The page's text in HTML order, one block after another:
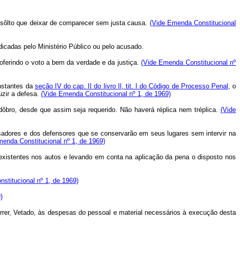
que deixar de comparecer sem justa causa. (Vide Emenda Constitucional
pelo Ministério Público ou pelo acusado.
o voto a bem da verdade e da justiça.(Vide Emenda Constitucional nº
da seção IV do cap. II do livro Il, tit. I do Código de Processo Penal , o
a defesa. (Vide Emenda Constitucional nº 1, de 1969)
desde que assim seja requerido. Não haverá réplica nem tréplica.(Vide
e dos defensores que se conservarão em seus lugares sem intervir na
Constitucional nº 1, de 1969)
nos autos e levando em conta na aplicação da pena o disposto nos
nº 1, de 1969)
Vetado, às despesas do pessoal e material necessários à execução desta